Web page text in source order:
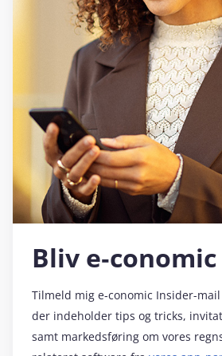
Bliv
Tilmeld mig e‑conomic Insider-
der indeholder tips og tricks,
samt markedsføring om vores